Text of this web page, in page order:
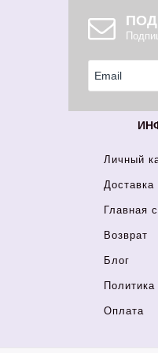
Личный
Доставка
Главная
Возврат
Блог
Оплата